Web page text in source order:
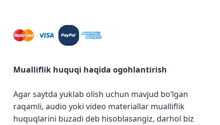
Mualliflik huquqi haqida ogohlantirish
Agar saytda yuklab olish uchun mavjud bo‘lgan
raqamli, audio yoki video materiallar mualliflik
huquqlarini buzadi deb hisoblasangiz, darhol biz